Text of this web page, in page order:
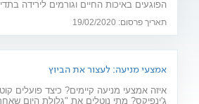
הפוגעים באיכות החיים וגורמים לירידה
אלקטרומגנטי ולייזר וגינלי
תאריך פרסום: 19/02/2020
אמצעי מניעה: לעצור את הביוץ
איזה אמצעי מניעה קיימים? כיצד פועלים
ג'ינפיקס? מתי נוטלים את "גלולת היום